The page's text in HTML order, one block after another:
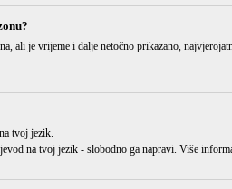
, ali je vrijeme i dalje netočno prikazano,
na tvoj jezik.
na tvoj jezik - slobodno ga napravi. Više